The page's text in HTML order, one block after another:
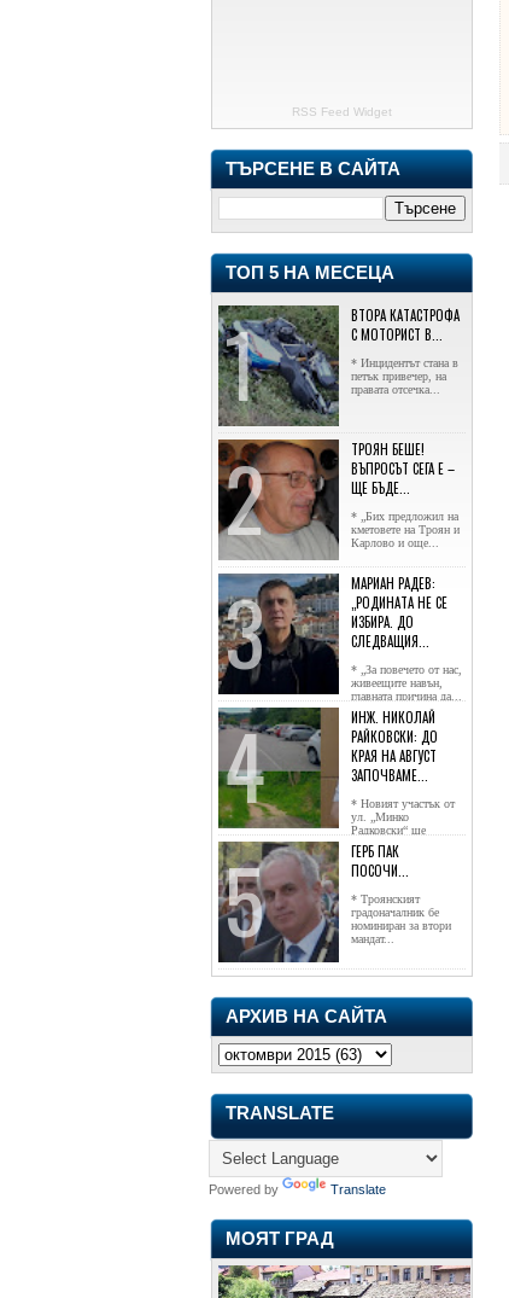
RSS Feed Widget
ТЪРСЕНЕ В САЙТА
ТОП 5 НА МЕСЕЦА
ВТОРА КАТАСТРОФА
С МОТОРИСТ В...
* Инцидентът стана в
петък привечер, на
правата отсечка...
ТРОЯН БЕШЕ!
ВЪПРОСЪТ СЕГА Е –
ЩЕ БЪДЕ...
* „Бих предложил на
кметовете на Троян и
Карлово и още...
МАРИАН РАДЕВ:
„РОДИНАТА НЕ СЕ
ИЗБИРА. ДО
СЛЕДВАЩИЯ...
* „За повечето от нас,
живеещите навън,
главната причина да...
ИНЖ. НИКОЛАЙ
РАЙКОВСКИ: ДО
КРАЯ НА АВГУСТ
ЗАПОЧВАМЕ...
* Новият участък от
ул. „Минко
Радковски“ ще
достигне жк...
ГЕРБ ПАК
ПОСОЧИ...
* Троянският
градоначалник бе
номиниран за втори
мандат...
АРХИВ НА САЙТА
TRANSLATE
Powered by Translate
МОЯТ ГРАД